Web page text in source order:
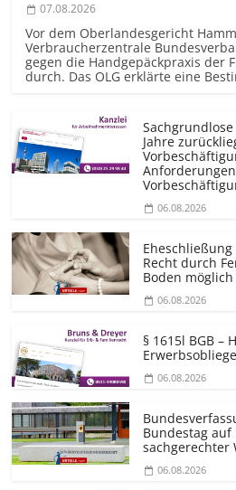
07.08.2026
Vor dem Oberlandesgericht
Verbraucherzentrale
gegen die Handgepäckpraxis der
durch. Das OLG erklärte eine
Jahre
06.08.2026
Recht durch
Boden möglich
06.08.2026
§ 1615l BGB –
06.08.2026
Bundestag
06.08.2026